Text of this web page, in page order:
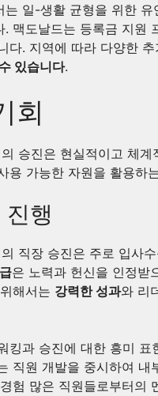
는 일-생활 균형을 위한 유
. 맥도날드는 등록금 지원
다. 지역에 따라 다양한
있습니다.
회
승진은 현실적이고 체계
용 가능한 자원을 활용하
행
직장 승진은 주로 입사
은 노력과 헌신을 인정받
해서는 강력한 성과와 리
킹과 승진에 대한 흥미 표
직원 개발을 중시하여 내
험 많은 직원들로부터의